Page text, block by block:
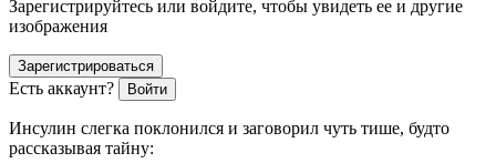
Зарегистрируйтесь или войдите, чтобы увидеть ее и другие
изображения
Зарегистрироваться
Есть аккаунт? Войти
Инсулин слегка поклонился и заговорил чуть тише, будто
рассказывая тайну: